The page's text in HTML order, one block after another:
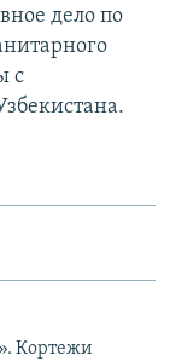
дело по
с
Кортежи